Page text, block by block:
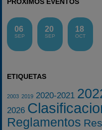
PRÓXIMOS EVENTOS
06
SEP
20
SEP
18
OCT
ETIQUETAS
2003 2019 2020-2021
2026
Reglamentos